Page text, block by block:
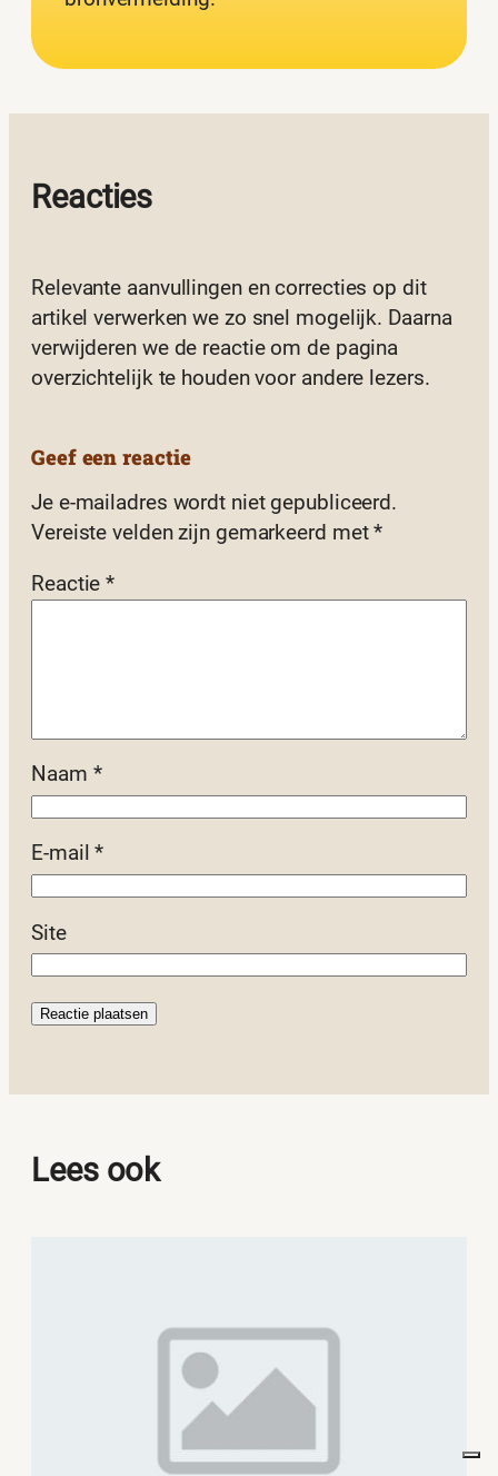
Reacties
Relevante aanvullingen en correcties op dit
artikel verwerken we zo snel mogelijk. Daarna
verwijderen we de reactie om de pagina
overzichtelijk te houden voor andere lezers.
Geef een reactie
Je e-mailadres wordt niet gepubliceerd.
Vereiste velden zijn gemarkeerd met*
Reactie*
Naam *
E-mail*
Site
Lees ook